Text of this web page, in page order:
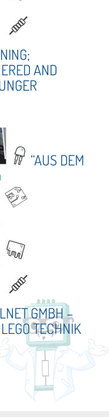
AND
“AUS DEM
GMBH –
TECHNIK